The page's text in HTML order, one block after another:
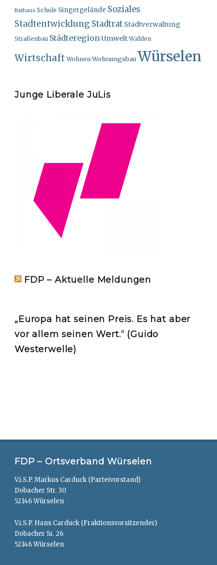
Rathaus Schule Singergelände Soziales
Stadtentwicklung Stadtrat Stadtverwaltung
Straßenbau Städteregion Umwelt Wahlen
Wirtschaft Wohnen WohnungsbauWürselen
Junge Liberale JuLis
FDP – Aktuelle Meldungen
„Europa hat seinen Preis. Es hat aber
vor allem seinen Wert.“ (Guido
Westerwelle)
FDP – Ortsverband Würselen
V.i.S.P. Markus Carduck (Parteivorstand)
Dobacher Str. 30
52146 Würselen
V.i.S.P. Hans Carduck (Fraktionsvorsitzender)
Dobacher Sr. 26
52146 Würselen